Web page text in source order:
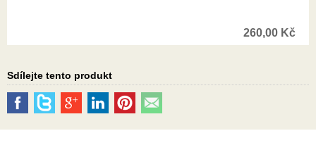
260,00 Kč
Sdílejte tento produkt